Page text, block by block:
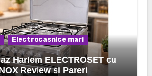
Electrocasnice mari
Harlem ELECTROSET cu
Review si Pareri